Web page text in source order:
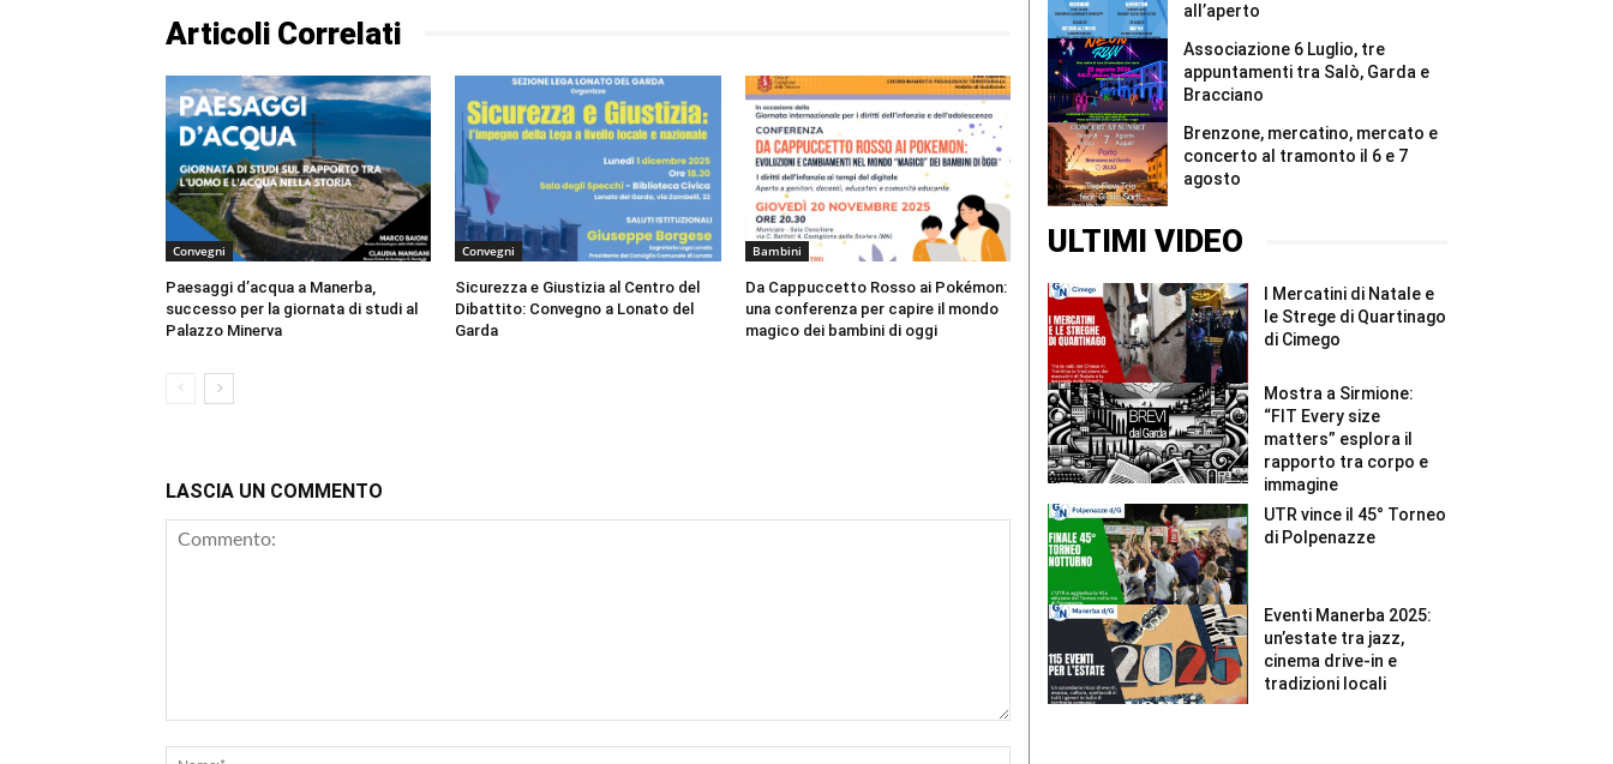
Articoli Correlati
Convegni
Paesaggi d’acqua a Manerba,
successo per la giornata di studi al
Palazzo Minerva
Convegni
Sicurezza e Giustizia al Centro del
Dibattito: Convegno a Lonato del
Garda
Bambini
Da Cappuccetto Rosso ai Pokémon:
una conferenza per capire il mondo
magico dei bambini di oggi
LASCIA UN COMMENTO
all’aperto
Associazione 6 Luglio, tre
appuntamenti tra Salò, Garda e
Bracciano
Brenzone, mercatino, mercato e
concerto al tramonto il 6 e 7
agosto
ULTIMI VIDEO
I Mercatini di Natale e
le Strege di Quartinago
di Cimego
Mostra a Sirmione:
“FIT Every size
matters” esplora il
rapporto tra corpo e
immagine
UTR vince il 45° Torneo
di Polpenazze
Eventi Manerba 2025:
un’estate tra jazz,
cinema drive-in e
tradizioni locali